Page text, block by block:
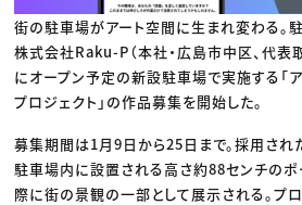
街の駐車場がアート空間に生まれ変わる。
株式会社Raku-P（本社・広島市中区、代表
にオープン予定の新設駐車場で実施する「
プロジェクト」の作品募集を開始した。
募集期間は1月9日から25日まで。採用され
駐車場内に設置される高さ約88センチのポ
際に街の景観の一部として展示される。プ